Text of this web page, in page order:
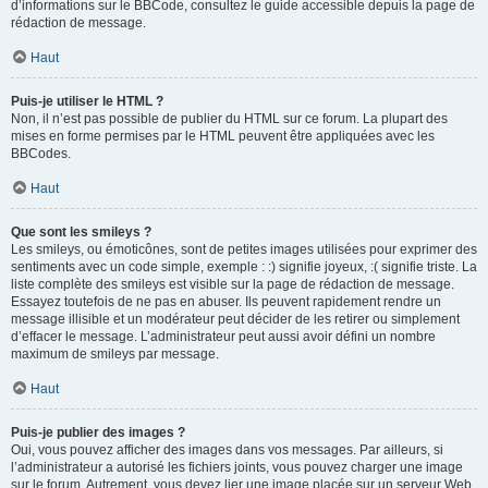
d’informations sur le BBCode, consultez le guide accessible depuis la page de
rédaction de message.
Haut
Puis-je utiliser le HTML ?
Non, il n’est pas possible de publier du HTML sur ce forum. La plupart des
mises en forme permises par le HTML peuvent être appliquées avec les
BBCodes.
Haut
Que sont les smileys ?
Les smileys, ou émoticônes, sont de petites images utilisées pour exprimer des
sentiments avec un code simple, exemple : :) signifie joyeux, :( signifie triste. La
liste complète des smileys est visible sur la page de rédaction de message.
Essayez toutefois de ne pas en abuser. Ils peuvent rapidement rendre un
message illisible et un modérateur peut décider de les retirer ou simplement
d’effacer le message. L’administrateur peut aussi avoir défini un nombre
maximum de smileys par message.
Haut
Puis-je publier des images ?
Oui, vous pouvez afficher des images dans vos messages. Par ailleurs, si
l’administrateur a autorisé les fichiers joints, vous pouvez charger une image
sur le forum. Autrement, vous devez lier une image placée sur un serveur Web